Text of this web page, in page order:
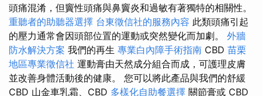
頭痛混淆，但竇性頭痛與鼻竇炎和過敏有著獨特的相關性。
重聽者的助聽器選擇 台東徵信社的服務內容 此類頭痛引起
的壓力通常會因頭部位置的運動或突然變化而加劇。 外牆
防水解決方案 我們的再生 專業白內障手術指南 CBD 苗栗
地區專業徵信社 運動膏由天然成分組合而成，可護理皮膚
並改善身體活動後的健康。 您可以將此產品與我們的舒緩
CBD 山金車乳霜、CBD 多樣化自助餐選擇 關節膏或 CBD